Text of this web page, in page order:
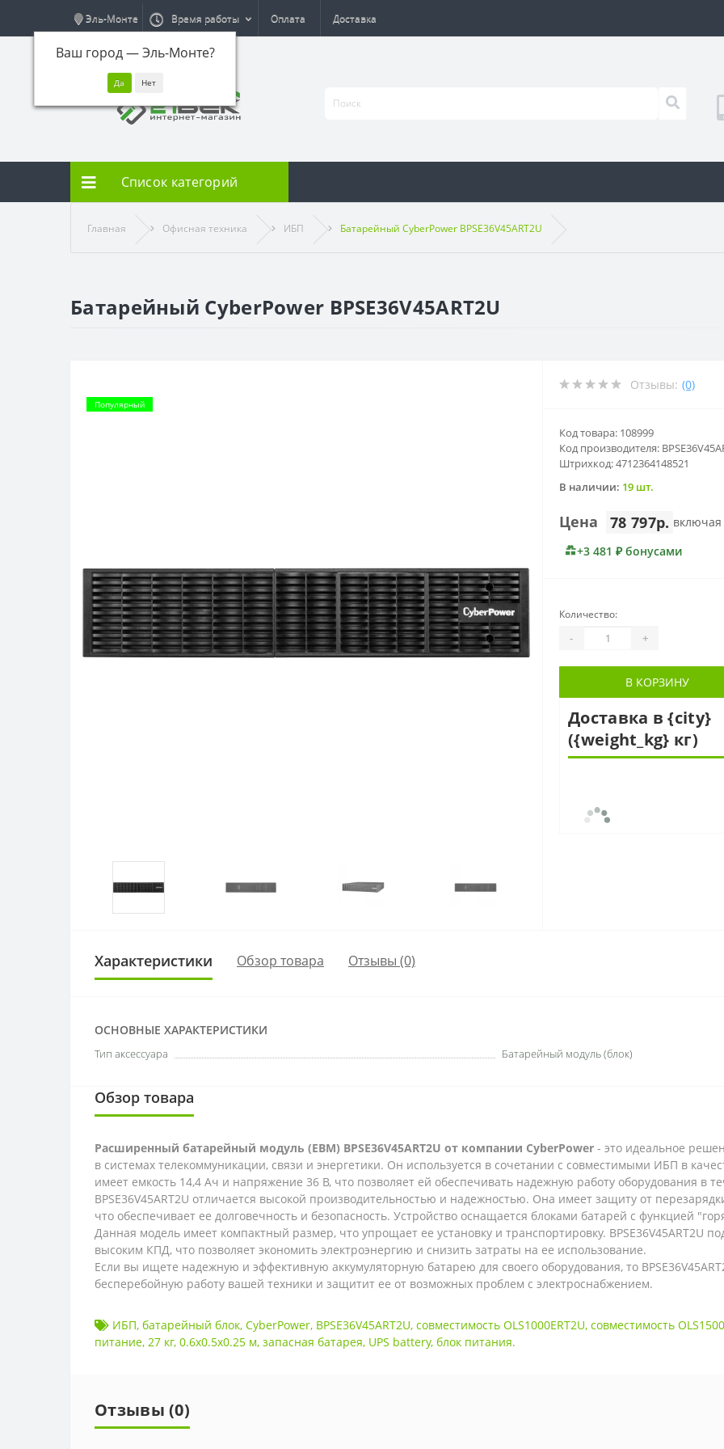
Эль-Монте
Ваш город —Эль-Монте?
Время работы Оплата Доставка
Список категорий
Главная Офисная техника ИБП Батарейный CyberPower BPSE36V45ART2U
Батарейный CyberPower BPSE36V45ART2U
Популярный
Отзывы: (0)
Код товара: 108999
Код производителя:
Штрихкод: 4712364148521
В наличии: 19 шт.
Цена 78 797р.
+3 481 ₽ бонусами
Количество:
- +
В КОРЗИНУ
Доставка в {city}
({weight_kg} кг)
Характеристики Обзор товара Отзывы (0)
ОСНОВНЫЕ ХАРАКТЕРИСТИКИ
Тип аксессуара Батарейный модуль (блок)
Обзор товара
Расширенный батарейный модуль (EBM) BPSE36V45ART2U от компании CyberPower - это идеальное
в системах телекоммуникации, связи и энергетики. Он используется в сочетании с совместимыми ИБП в
имеет емкость 14,4 Ач и напряжение 36 В, что позволяет ей обеспечивать надежную работу оборудования в
BPSE36V45ART2U отличается высокой производительностью и надежностью. Она имеет защиту от
что обеспечивает ее долговечность и безопасность. Устройство оснащается блоками батарей с функцией
Данная модель имеет компактный размер, что упрощает ее установку и транспортировку. BPSE36V45ART2U
высоким КПД, что позволяет экономить электроэнергию и снизить затраты на ее использование.
Если вы ищете надежную и эффективную аккумуляторную батарею для своего оборудования, то
бесперебойную работу вашей техники и защитит ее от возможных проблем с электроснабжением.
ИБП, батарейный блок, CyberPower, BPSE36V45ART2U, совместимость OLS1000ERT2U, совместимость
питание, 27 кг, 0.6x0.5x0.25 м, запасная батарея, UPS battery, блок питания.
Отзывы (0)